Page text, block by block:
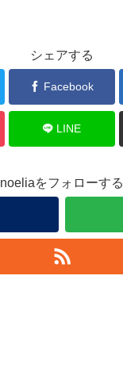
シェアする
Facebook
LINE
noeliaをフォローする